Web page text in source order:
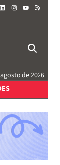
LINKEDININSTAGRAM
de 2026